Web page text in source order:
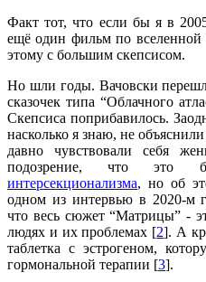
Факт тот, что если бы я в
ещё один фильм по
этому с большим скепсисом.
Но шли годы. Вачовски
сказочек типа “Облачного
Скепсиса поприбавилось.
насколько я знаю, не
давно чувствовали себя
подозрение, что это
интерсекционализма, но об
одном из интервью в 2020-м
что весь сюжет “Матрицы” -
людях и их проблемах [2]. А
таблетка с эстрогеном,
гормональной терапии [3].